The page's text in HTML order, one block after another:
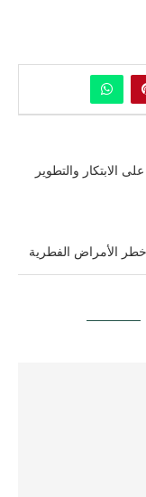
الابتكار والتطوير
الأمراض الفطرية